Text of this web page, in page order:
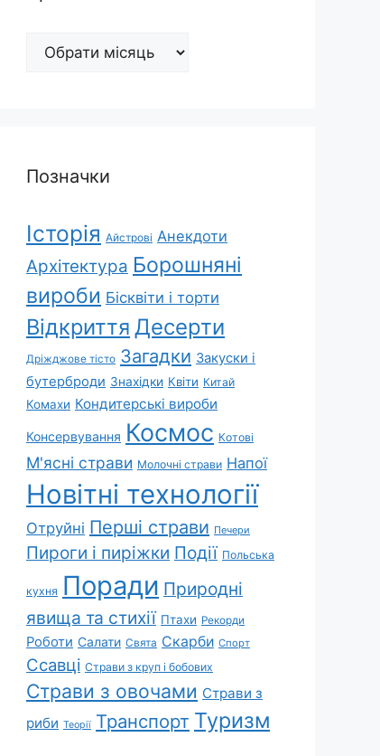
Архіви
Позначки
Історія Айстрові Анекдоти
Архітектура Борошняні
вироби Бісквіти і торти
Відкриття Десерти
Дріжджове тісто Загадки Закуски і
бутерброди Знахідки Квіти Китай
Комахи Кондитерські вироби
Консервування Космос Котові
М'ясні страви Молочні страви Напої
Новітні технології
Отруйні Перші страви Печери
Пироги і пиріжки Події Польська
кухня Поради Природні
явища та стихії Птахи Рекорди
Роботи Салати Свята Скарби Спорт
Ссавці Страви з круп і бобових
Страви з овочами Страви з
риби Теорії Транспорт Туризм